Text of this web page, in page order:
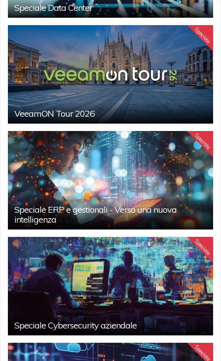
Speciale Data Center
Speciale
VeeamON Tour 2026
Speciale
Speciale ERP e gestionali - Verso una nuova
intelligenza
Speciale
Speciale Cybersecurity aziendale
Speciale